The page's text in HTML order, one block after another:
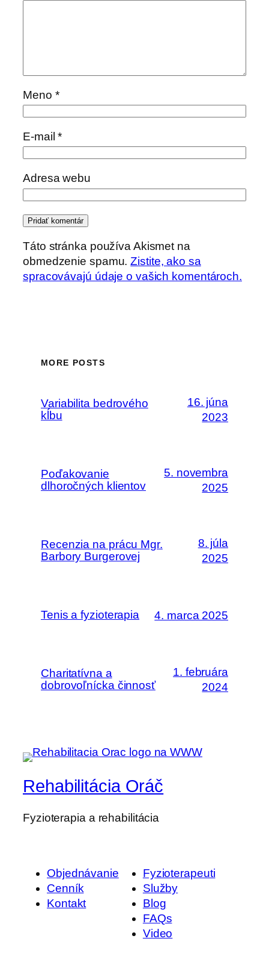
Meno *
E-mail*
Adresa webu
Táto stránka používa Akismet na
obmedzenie spamu.Zistite, ako sa
spracovávajú údaje o vašich komentároch.
MORE POSTS
Variabilita bedrového
kĺbu
16. júna
2023
Poďakovanie
dlhoročných klientov
5. novembra
2025
Recenzia na prácu Mgr.
Barbory Burgerovej
8. júla
2025
Tenis a fyzioterapia 4. marca 2025
Charitatívna a
dobrovoľnícka činnosť
1. februára
2024
Rehabilitácia Oráč
Fyzioterapia a rehabilitácia
Objednávanie
Cenník
Kontakt
Fyzioterapeuti
Služby
Blog
FAQs
Video